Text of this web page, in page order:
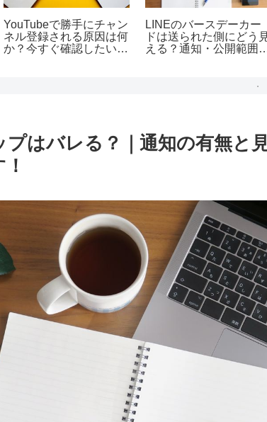
YouTubeで勝手にチャン
ネル登録される原因は何
か？今すぐ確認したい対
LINEのバースデーカー
ドは送られた側にどう
える？通知・公開範囲
はバレる？｜通知の有無と